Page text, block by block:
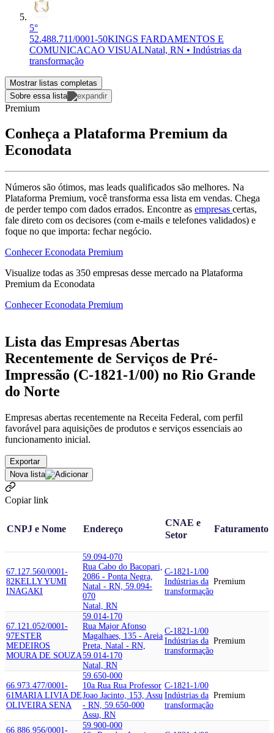
5°
52.488.711/0001-50KINGS FARDAMENTOS E
COMUNICACAO VISUALNatal, RN • Indústrias da
transformação
Mostrar listas completas
Sobre essa lista
Premium
Conheça a Plataforma Premium da
Econodata
Números são ótimos, mas leads qualificados são melhores. Na
Plataforma Premium, você transforma essa lista em vendas. Chega
de perder tempo com dados errados. Encontre as empresas certas,
fale direto com os decisores (com e-mails e telefones validados) e
foque no que importa: fechar negócio.
Conhecer Econodata Premium
Visualize todas as 350 empresas desse mercado na Plataforma
Premium da Econodata
Conhecer Econodata Premium
Lista das Empresas Abertas
Recentemente de Serviços de Pré-
Impressão (C-1821-1/00) no Rio Grande
do Norte
Empresas abertas recentemente na Receita Federal, com perfil
favorável para aquisições de produtos e serviços essenciais ao
funcionamento inicial.
Exportar
Nova lista
Copiar link
CNPJ e Nome Endereço
CNAE e
Setor
Faturamento
67.127.560/0001-
82KELLY YUMI
INAGAKI
59.094-070
Rua Cabo do Bacopari,
2086 - Ponta Negra,
Natal - RN, 59.094-
070
Natal, RN
C-1821-1/00
Indústrias da
transformação
Premium
67.121.052/0001-
97ESTER
MEDEIROS
MOURA DE SOUZA
59.014-170
Rua Major Afonso
Magalhaes, 135 - Areia
Preta, Natal - RN,
59.014-170
Natal, RN
C-1821-1/00
Indústrias da
transformação
Premium
66.973.477/0001-
61MARIA LIVIA DE
OLIVEIRA SENA
59.650-000
10a Rua Rua Professor
Joao Jacinto, 153, Assu
- RN, 59.650-000
Assu, RN
C-1821-1/00
Indústrias da
transformação
Premium
66.886.956/0001-
59.900-000